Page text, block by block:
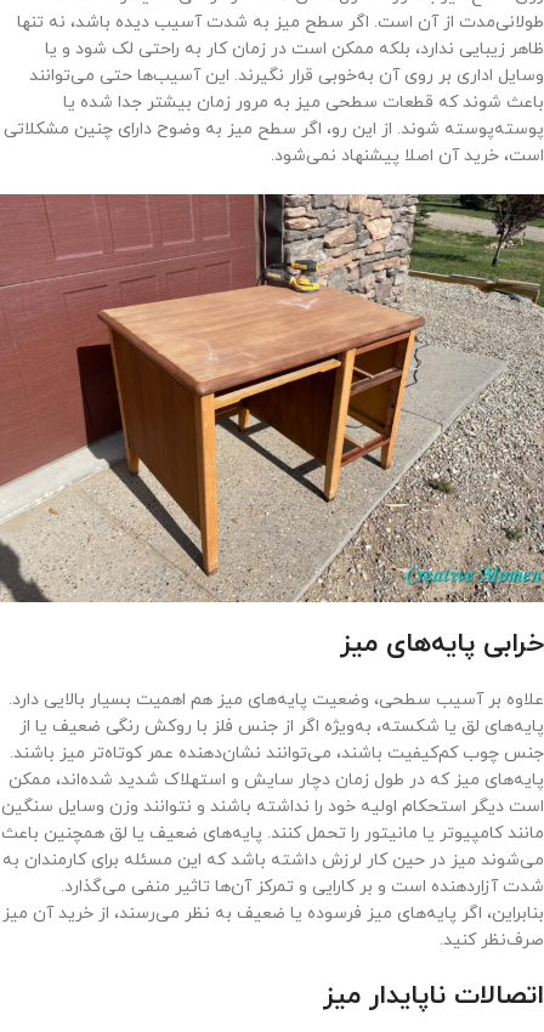
طولانی‌مدت از آن است. اگر سطح میز به شدت آسیب دیده باشد، نه تنها
ظاهر زیبایی ندارد، بلکه ممکن است در زمان کار به راحتی لک شود و یا
وسایل اداری بر روی آن به‌خوبی قرار نگیرند. این آسیب‌ها حتی می‌توانند
باعث شوند که قطعات سطحی میز به مرور زمان بیشتر جدا شده یا
پوسته‌پوسته شوند. از این رو، اگر سطح میز به وضوح دارای چنین مشکلاتی
است، خرید آن اصلا پیشنهاد نمی‌شود.
خرابی پایه‌های میز
علاوه بر آسیب سطحی، وضعیت پایه‌های میز هم اهمیت بسیار بالایی دارد.
پایه‌های لق یا شکسته، به‌ویژه اگر از جنس فلز با روکش رنگی ضعیف یا از
جنس چوب کم‌کیفیت باشند، می‌توانند نشان‌دهنده عمر کوتاه‌تر میز باشند.
پایه‌های میز که در طول زمان دچار سایش و استهلاک شدید شده‌اند، ممکن
است دیگر استحکام اولیه خود را نداشته باشند و نتوانند وزن وسایل سنگین
مانند کامپیوتر یا مانیتور را تحمل کنند. پایه‌های ضعیف یا لق همچنین باعث
می‌شوند میز در حین کار لرزش داشته باشد که این مسئله برای کارمندان به
شدت آزاردهنده است و بر کارایی و تمرکز آن‌ها تاثیر منفی می‌گذارد.
بنابراین، اگر پایه‌های میز فرسوده یا ضعیف به نظر می‌رسند، از خرید آن میز
صرف‌نظر کنید.
اتصالات ناپایدار میز